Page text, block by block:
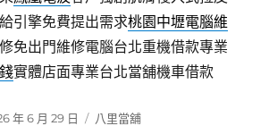
引擎免費提出需求桃園中壢電腦維
免出門維修電腦台北重機借款專業
實體店面專業台北當舖機車借款
年 6 月 29 日
分
八里當舖